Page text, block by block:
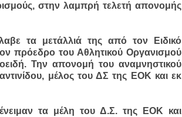
στην λαμπρή τελετή απονομής
τα μετάλλιά της από τον Ειδικό
πρόεδρο του Αθλητικού Οργανισμού
Την απονομή του αναμνηστικού
μέλος του ΔΣ της ΕΟΚ και εκ
τα μέλη του Δ.Σ. της ΕΟΚ και